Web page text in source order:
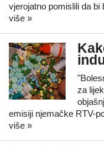
vjerojatno pomislili da bi
više »
za
emisiji njemačke RTV-
više »